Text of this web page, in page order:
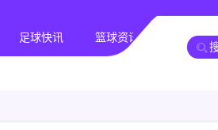
足球快讯 篮球资讯 全球联赛